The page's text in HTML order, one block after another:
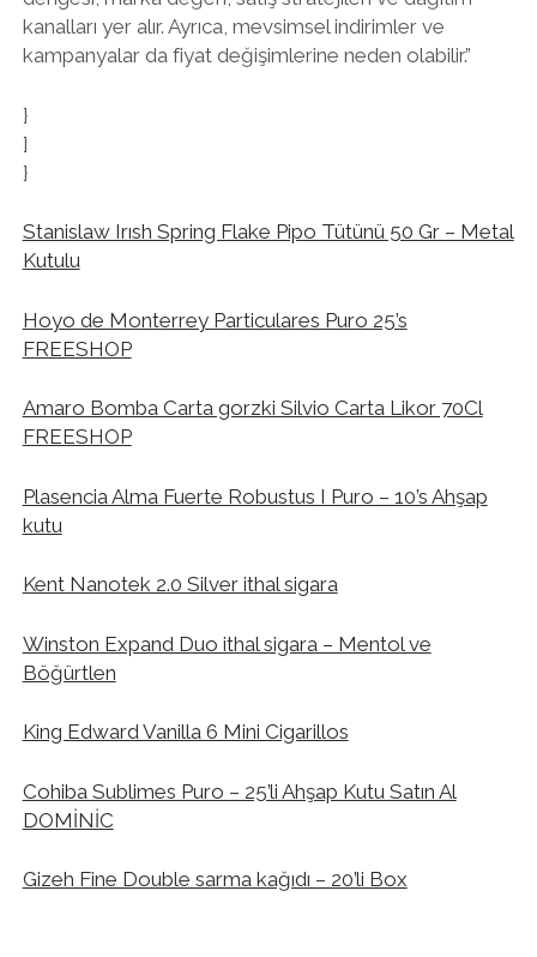
kanalları yer alır. Ayrıca, mevsimsel indirimler ve
kampanyalar da fiyat değişimlerine neden olabilir.”
}
]
}
Stanislaw Irısh Spring Flake Pipo Tütünü 50 Gr – Metal
Kutulu
Hoyo de Monterrey Particulares Puro 25’s
FREESHOP
Amaro Bomba Carta gorzki Silvio Carta Likor 70Cl
FREESHOP
Plasencia Alma Fuerte Robustus I Puro – 10’s Ahşap
kutu
Kent Nanotek 2.0 Silver ithal sigara
Winston Expand Duo ithal sigara – Mentol ve
Böğürtlen
King Edward Vanilla 6 Mini Cigarillos
Cohiba Sublimes Puro – 25’li Ahşap Kutu Satın Al
DOMİNİC
Gizeh Fine Double sarma kağıdı – 20’li Box